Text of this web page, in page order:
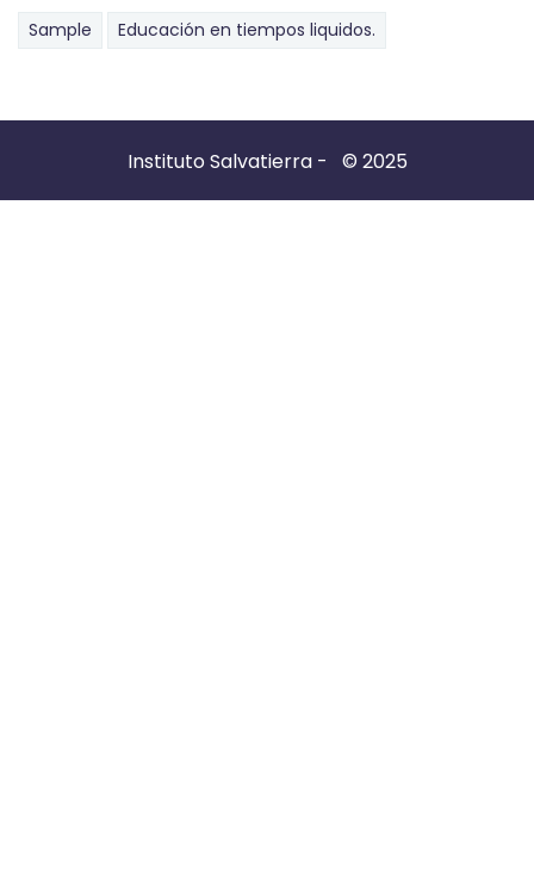
Sample Educación en tiempos liquidos.
Instituto Salvatierra - © 2025